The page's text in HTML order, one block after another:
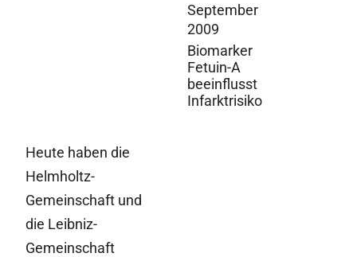
September
2009
Biomarker
Fetuin-A
beeinflusst
Infarktrisiko
Heute haben die
Helmholtz-
Gemeinschaft und
die Leibniz-
Gemeinschaft